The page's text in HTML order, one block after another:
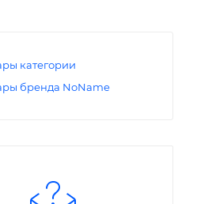
категории
бренда NoName